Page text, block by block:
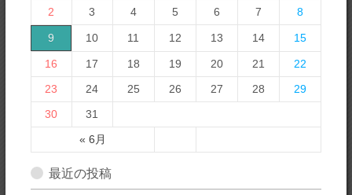
« 6月
2
3 4 5 6 7 8
9 10 11 12 13 14 15
16 17 18 19 20 21
22
23
24 25 26 27 28
29
30
31
最近の投稿